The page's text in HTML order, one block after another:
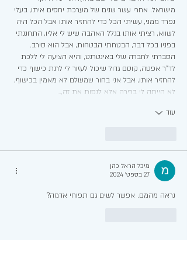
מישראל. אחרי עשר שנים של מערכת יחסים איתו, בעלי
נפרד ממני, עשיתי הכל כדי להחזיר אותו אבל הכל היה
לשווא, רציתי אותו בגלל האהבה שיש לי אליו, התחננתי
בפניו בכל דבר, הבטחתי הבטחות, אבל הוא סירב.
הסברתי לחברה שלי באינטרנט, והיא הציעה לי ללכת
לד"ר אפטה, קוסם גדול שיכול לעזור לי לתת כישוף כדי
להחזיר אותו, אבל אני בחור שמעולם לא מאמין בכישוף,
לא הייתה לי ברירה אלא לנסות את זה,…
עוד
מיכל הראל כהן
27 בספט׳ 2024
נראה מהמם. אפשר לשים גם תפוחי אדמה?